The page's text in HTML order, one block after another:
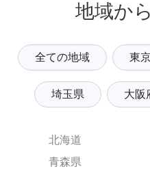
地域か
全ての地域 東
埼玉県 大阪
北海道
青森県